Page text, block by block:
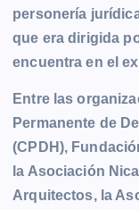
personería
que era dirigida
encuentra en el
Entre las
Permanente de
(CPDH),
la Asociación
Arquitectos, la